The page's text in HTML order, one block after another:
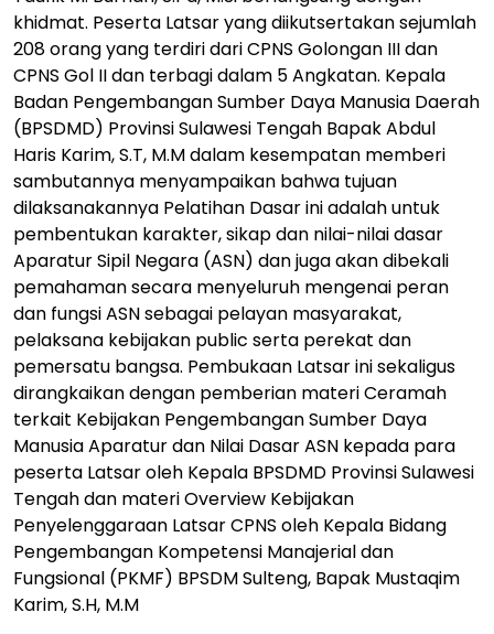
khidmat. Peserta Latsar yang diikutsertakan sejumlah
208 orang yang terdiri dari CPNS Golongan III dan
CPNS Gol II dan terbagi dalam 5 Angkatan. Kepala
Badan Pengembangan Sumber Daya Manusia Daerah
(BPSDMD) Provinsi Sulawesi Tengah Bapak Abdul
Haris Karim, S.T, M.M dalam kesempatan memberi
sambutannya menyampaikan bahwa tujuan
dilaksanakannya Pelatihan Dasar ini adalah untuk
pembentukan karakter, sikap dan nilai-nilai dasar
Aparatur Sipil Negara (ASN) dan juga akan dibekali
pemahaman secara menyeluruh mengenai peran
dan fungsi ASN sebagai pelayan masyarakat,
pelaksana kebijakan public serta perekat dan
pemersatu bangsa. Pembukaan Latsar ini sekaligus
dirangkaikan dengan pemberian materi Ceramah
terkait Kebijakan Pengembangan Sumber Daya
Manusia Aparatur dan Nilai Dasar ASN kepada para
peserta Latsar oleh Kepala BPSDMD Provinsi Sulawesi
Tengah dan materi Overview Kebijakan
Penyelenggaraan Latsar CPNS oleh Kepala Bidang
Pengembangan Kompetensi Manajerial dan
Fungsional (PKMF) BPSDM Sulteng, Bapak Mustaqim
Karim, S.H, M.M